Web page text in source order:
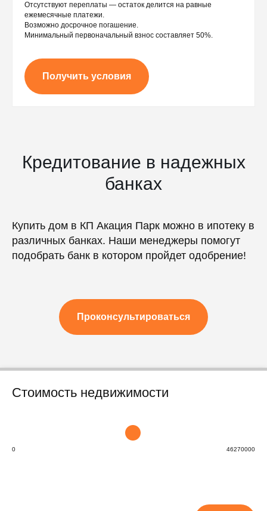
Отсутствуют переплаты — остаток делится на равные
ежемесячные платежи.
Возможно досрочное погашение.
Минимальный первоначальный взнос составляет 50%.
Получить условия
Кредитование в надежных
банках
Купить дом в КП Акация Парк можно в ипотеку в
различных банках. Наши менеджеры помогут
подобрать банк в котором пройдет одобрение!
Проконсультироваться
Стоимость недвижимости
0 46270000